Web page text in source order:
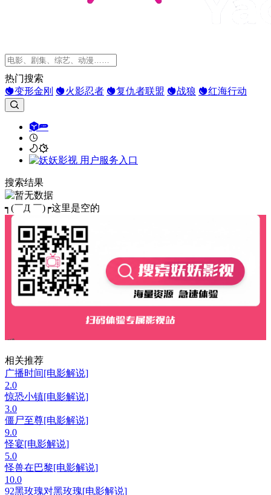
热门搜索
变形金刚
火影忍者 复仇者联盟 战狼 红海行动
搜索结果
┑(￣Д ￣)┍这里是空的
相关推荐
广播时间[电影解说]
2.0
惊恐小镇[电影解说]
3.0
僵尸至尊[电影解说]
9.0
怪宴[电影解说]
5.0
怪兽在巴黎[电影解说]
10.0
92黑玫瑰对黑玫瑰[电影解说]